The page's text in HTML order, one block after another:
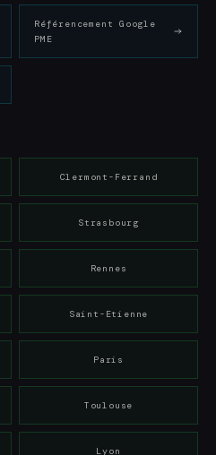
Référencement Google
PME
Clermont-Ferrand
Strasbourg
Rennes
Saint-Etienne
Paris
Toulouse
Lyon